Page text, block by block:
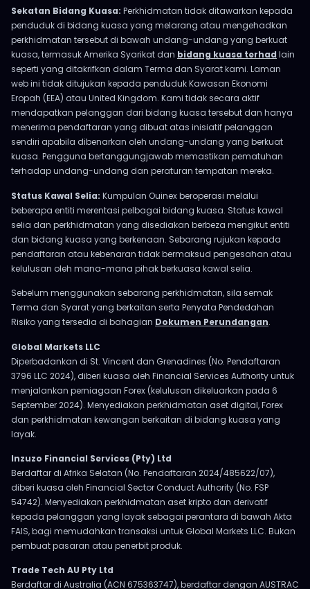
Sekatan Bidang Kuasa: Perkhidmatan tidak ditawarkan kepada
penduduk di bidang kuasa yang melarang atau mengehadkan
perkhidmatan tersebut di bawah undang-undang yang berkuat
kuasa, termasuk Amerika Syarikat dan bidang kuasa terhad lain
seperti yang ditakrifkan dalam Terma dan Syarat kami. Laman
web ini tidak ditujukan kepada penduduk Kawasan Ekonomi
Eropah (EEA) atau United Kingdom. Kami tidak secara aktif
mendapatkan pelanggan dari bidang kuasa tersebut dan hanya
menerima pendaftaran yang dibuat atas inisiatif pelanggan
sendiri apabila dibenarkan oleh undang-undang yang berkuat
kuasa. Pengguna bertanggungjawab memastikan pematuhan
terhadap undang-undang dan peraturan tempatan mereka.
Status Kawal Selia: Kumpulan Ouinex beroperasi melalui
beberapa entiti merentasi pelbagai bidang kuasa. Status kawal
selia dan perkhidmatan yang disediakan berbeza mengikut entiti
dan bidang kuasa yang berkenaan. Sebarang rujukan kepada
pendaftaran atau kebenaran tidak bermaksud pengesahan atau
kelulusan oleh mana-mana pihak berkuasa kawal selia.
Sebelum menggunakan sebarang perkhidmatan, sila semak
Terma dan Syarat yang berkaitan serta Penyata Pendedahan
Risiko yang tersedia di bahagian Dokumen Perundangan.
Global Markets LLC
Diperbadankan di St. Vincent dan Grenadines (No. Pendaftaran
3796 LLC 2024), diberi kuasa oleh Financial Services Authority untuk
menjalankan perniagaan Forex (kelulusan dikeluarkan pada 6
September 2024). Menyediakan perkhidmatan aset digital, Forex
dan perkhidmatan kewangan berkaitan di bidang kuasa yang
layak.
Inzuzo Financial Services (Pty) Ltd
Berdaftar di Afrika Selatan (No. Pendaftaran 2024/485622/07),
diberi kuasa oleh Financial Sector Conduct Authority (No. FSP
54742). Menyediakan perkhidmatan aset kripto dan derivatif
kepada pelanggan yang layak sebagai perantara di bawah Akta
FAIS, bagi memudahkan transaksi untuk Global Markets LLC. Bukan
pembuat pasaran atau penerbit produk.
Trade Tech AU Pty Ltd
Berdaftar di Australia (ACN 675363747), berdaftar dengan AUSTRAC